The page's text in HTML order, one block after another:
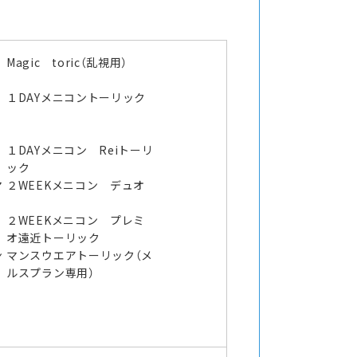
Magic toric（乱視用）
１DAYメニコントーリック
１DAYメニコン Reiトーリ
ック
２WEEKメニコン デュオ
２WEEKメニコン プレミ
オ遠近トーリック
マンスウエアトーリック（メ
ルスプラン専用）